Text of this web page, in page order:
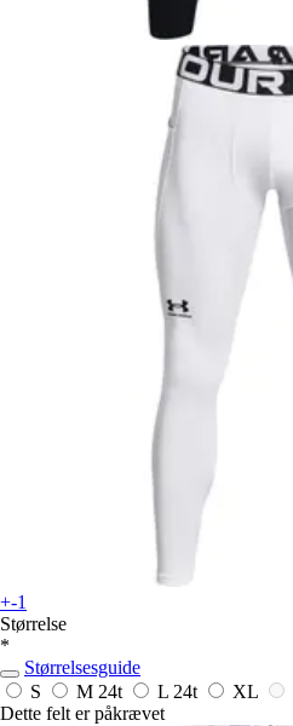
+-1
Størrelse
*
Størrelsesguide
S
M 24t L 24t XL
Dette felt er påkrævet